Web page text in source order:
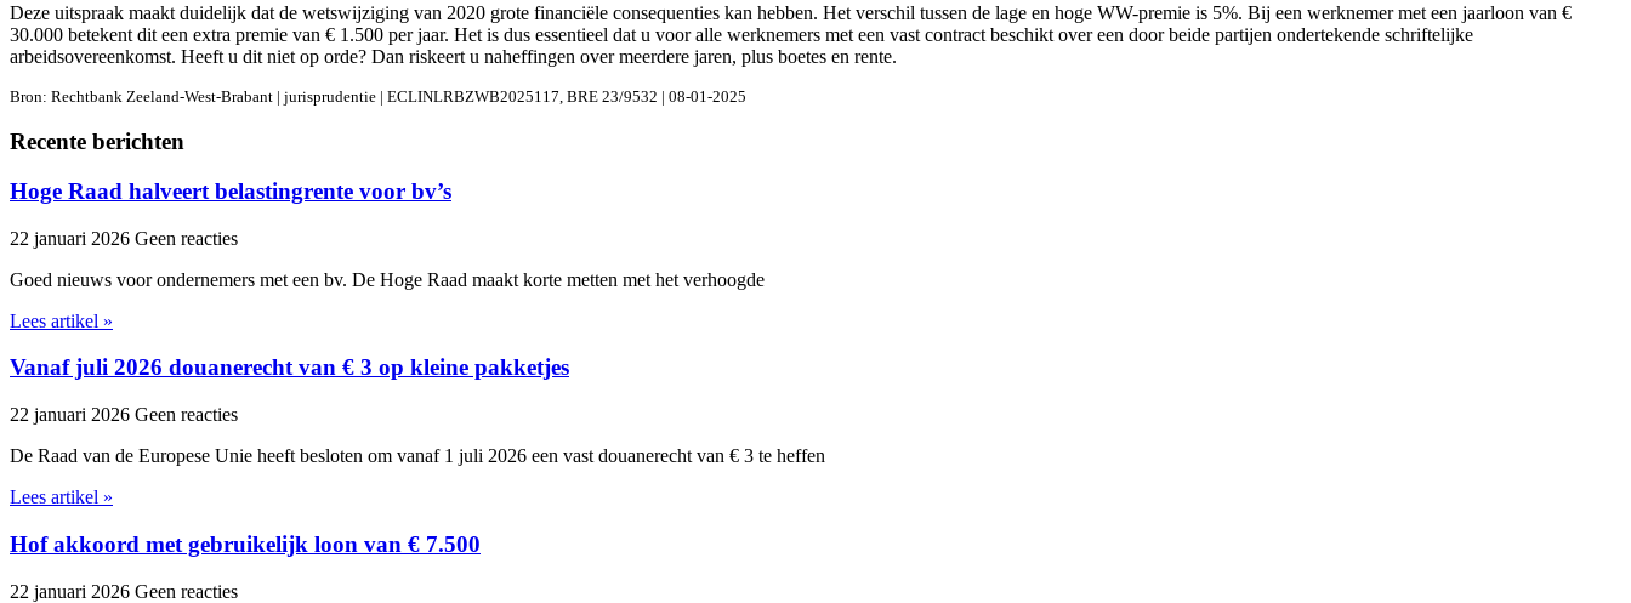
Deze uitspraak maakt duidelijk dat de wetswijziging van 2020 grote financiële consequenties kan hebben. Het verschil tussen de lage en hoge WW-premie is 5%. Bij een werknemer met een jaarloon van €
30.000 betekent dit een extra premie van € 1.500 per jaar. Het is dus essentieel dat u voor alle werknemers met een vast contract beschikt over een door beide partijen ondertekende schriftelijke
arbeidsovereenkomst. Heeft u dit niet op orde? Dan riskeert u naheffingen over meerdere jaren, plus boetes en rente.
Bron: Rechtbank Zeeland-West-Brabant | jurisprudentie | ECLINLRBZWB2025117, BRE 23/9532 | 08-01-2025
Recente berichten
Hoge Raad halveert belastingrente voor bv’s
22 januari 2026 Geen reacties
Goed nieuws voor ondernemers met een bv. De Hoge Raad maakt korte metten met het verhoogde
Lees artikel »
Vanaf juli 2026 douanerecht van € 3 op kleine pakketjes
22 januari 2026 Geen reacties
De Raad van de Europese Unie heeft besloten om vanaf 1 juli 2026 een vast douanerecht van € 3 te heffen
Lees artikel »
Hof akkoord met gebruikelijk loon van € 7.500
22 januari 2026 Geen reacties